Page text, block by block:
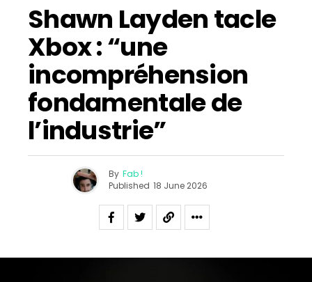
Shawn Layden tacle
Xbox : “une
incompréhension
fondamentale de
l’industrie”
By Fab !
Published 18 June 2026